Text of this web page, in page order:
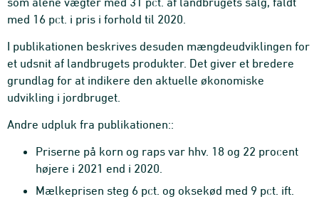
med 16 pct. i pris i forhold til 2020.
I publikationen beskrives desuden mængdeudviklingen for
et udsnit af landbrugets produkter. Det giver et bredere
grundlag for at indikere den aktuelle økonomiske
udvikling i jordbruget.
Andre udpluk fra publikationen::
Priserne på korn og raps var hhv. 18 og 22 procent
højere i 2021 end i 2020.
Mælkeprisen steg 6 pct. og oksekød med 9 pct. ift.